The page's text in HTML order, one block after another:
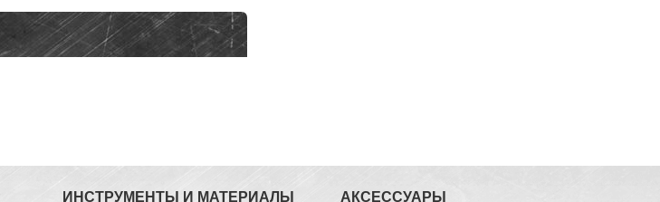
ИНСТРУМЕНТЫ И МАТЕРИАЛЫ АКСЕССУАРЫ